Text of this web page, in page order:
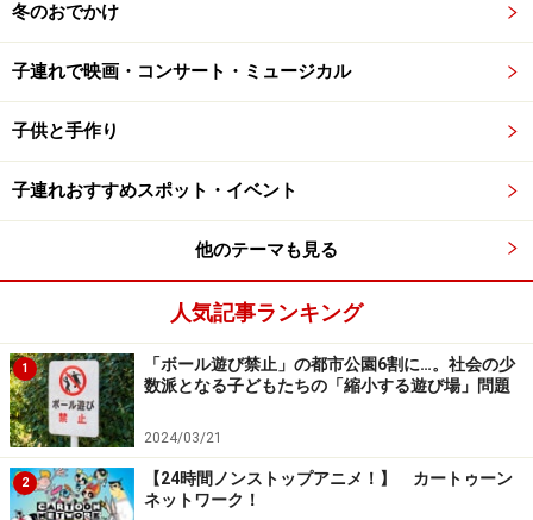
冬のおでかけ
子連れで映画・コンサート・ミュージカル
子供と手作り
子連れおすすめスポット・イベント
他のテーマも見る
人気記事ランキング
1
「ボール遊び禁止」の都市公園6割に…。社会の少
数派となる子どもたちの「縮小する遊び場」問題
2024/03/21
2
【24時間ノンストップアニメ！】 カートゥーン
ネットワーク！